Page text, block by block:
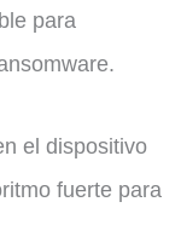
para
el dispositivo
fuerte para